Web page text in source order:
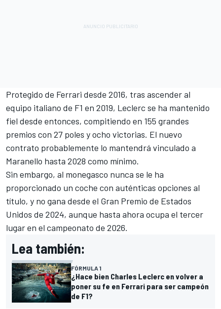
Protegido de Ferrari desde 2016, tras ascender al
equipo italiano de F1 en 2019, Leclerc se ha mantenido
fiel desde entonces, compitiendo en 155 grandes
premios con 27 poles y ocho victorias. El nuevo
contrato probablemente lo mantendrá vinculado a
Maranello hasta 2028 como mínimo.
Sin embargo, al monegasco nunca se le ha
proporcionado un coche con auténticas opciones al
título, y no gana desde el Gran Premio de Estados
Unidos de 2024, aunque hasta ahora ocupa el tercer
lugar en el campeonato de 2026.
Lea también:
FÓRMULA 1
¿Hace bien Charles Leclerc en volver a
poner su fe en Ferrari para ser campeón
de F1?